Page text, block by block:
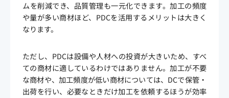
ムを削減でき、品質管理も一元化できます。加工の頻度
や量が多い商材ほど、PDCを活用するメリットは大きく
なります。
ただし、PDCは設備や人材への投資が大きいため、すべ
ての商材に適しているわけではありません。加工が不要
な商材や、加工頻度が低い商材については、DCで保管・
出荷を行い、必要なときだけ加工を依頼するほうが効率